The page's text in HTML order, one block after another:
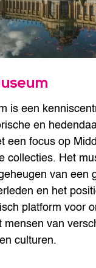
is een
en
een focus op
collecties. Het
van een
en het
platform voor
mensen van
culturen.